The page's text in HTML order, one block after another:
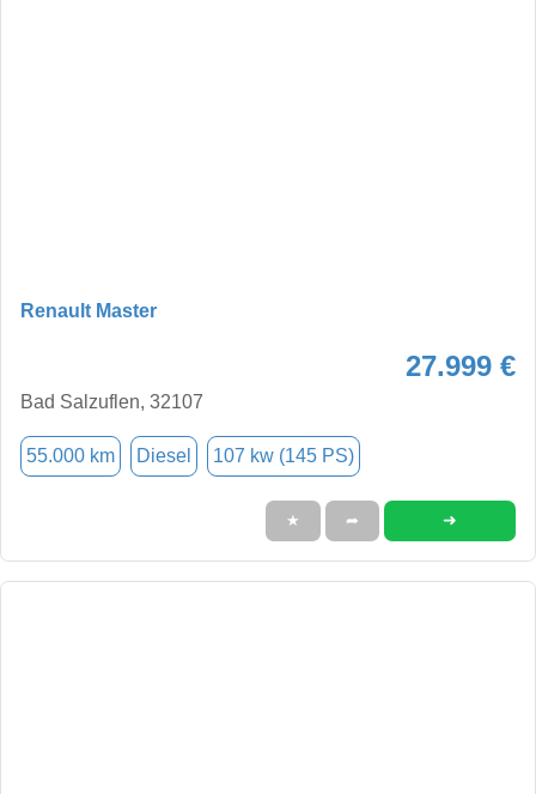
Renault Master
27.999 €
Bad Salzuflen, 32107
55.000 km Diesel 107 kw (145 PS)
★ ➦ ➜